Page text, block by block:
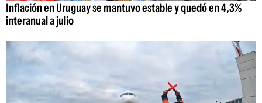
Inflación en Uruguay se mantuvo estable y quedó en 4,3%
interanual a julio